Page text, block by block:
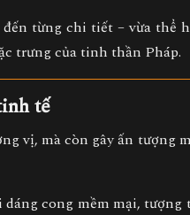
đến từng chi tiết – vừa thể
trưng của tinh thần Pháp.
tế
vị, mà còn gây ấn tượng
dáng cong mềm mại, tượng